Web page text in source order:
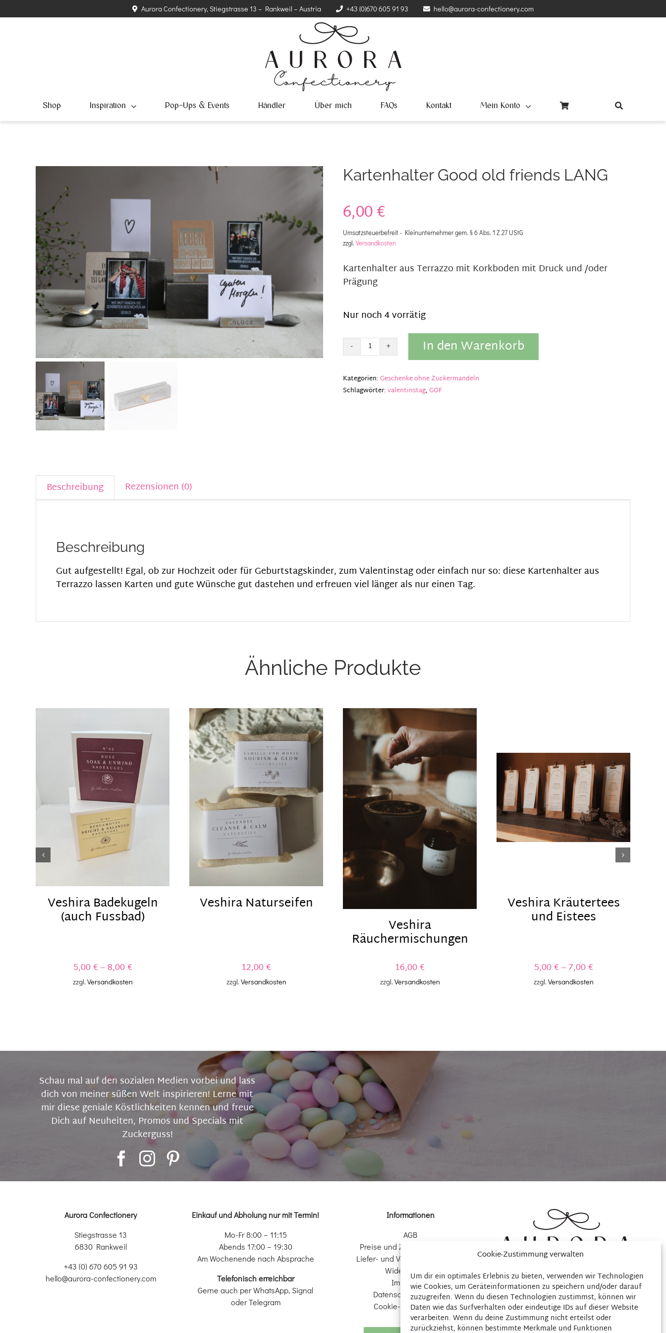
Cookie-Zustimmung verwalten
Um dir ein optimales Erlebnis zu bieten, verwenden wir Technologien
wie Cookies, um Geräteinformationen zu speichern und/oder darauf
zuzugreifen. Wenn du diesen Technologien zustimmst, können wir
Daten wie das Surfverhalten oder eindeutige IDs auf dieser Website
verarbeiten. Wenn du deine Zustimmung nicht erteilst oder
zurückziehst, können bestimmte Merkmale und Funktionen
Inhalt
Aurora Confectionery, Stiegstrasse 13 – Rankweil – Austria +43 (0)670 605 91 93 hello@aurora-confectionery.com
Shop Inspiration Pop-Ups & Events Händler Über mich FAQs Kontakt Mein Konto
Kartenhalter Good old friends LANG
6,00€
Umsatzsteuerbefreit - Kleinunternehmer gem. § 6 Abs. 1 Z 27 UStG
zzgl. Versandkosten
Kartenhalter aus Terrazzo mit Korkboden mit Druck und /oder
Prägung
Nur noch 4 vorrätig
Kartenhalter
old
friends
In den Warenkorb
Kategorien:Geschenke ohne Zuckermandeln
Schlagwörter:valentinstag,GOF
Beschreibung Rezensionen (0)
Beschreibung
Gut aufgestellt! Egal, ob zur Hochzeit oder für Geburtstagskinder, zum Valentinstag oder einfach nur so: diese Kartenhalter aus
Terrazzo lassen Karten und gute Wünsche gut dastehen und erfreuen viel länger als nur einen Tag.
Ähnliche Produkte
Veshira Badekugeln
(auch Fussbad)
5,00€–8,00€
zzgl.Versandkosten
Veshira Naturseifen
12,00€
zzgl.Versandkosten
Veshira
Räuchermischungen
16,00€
zzgl.Versandkosten
Veshira Kräutertees
und Eistees
5,00€–7,00€
zzgl.Versandkosten
Schau mal auf den sozialen Medien vorbei und lass
dich von meiner süßen Welt inspirieren! Lerne mit
mir diese geniale Köstlichkeiten kennen und freue
Dich auf Neuheiten, Promos und Specials mit
Zuckerguss!
Aurora Confectionery
Stiegstrasse 13
6830 Rankweil
+43 (0) 670 605 91 93
hello@aurora-confectionery.com
Einkauf und Abholung nur mit Termin!
Mo-Fr 8:00 – 11:15
Abends 17:00 – 19:30
Am Wochenende nach Absprache
Telefonisch erreichbar
Gerne auch per WhatsApp, Signal
oder Telegram
Informationen
AGB
Preise und Zahlungsoptionen
Liefer- und Versandkonditionen
Widerrufsrecht
Impressum
Datenschutzerklärung
Cookie-Richtlinie (EU)